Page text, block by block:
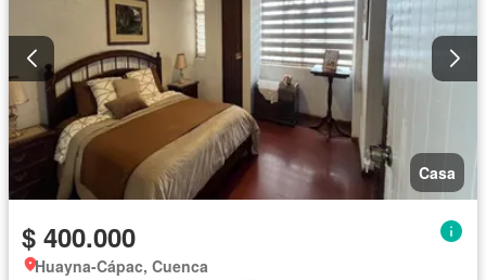
Casa
$ 400.000
Huayna-Cápac, Cuenca